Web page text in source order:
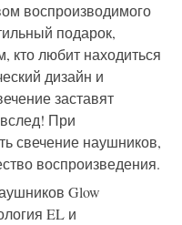
воспроизводимого
подарок,
кто любит находиться
дизайн и
заставят
При
свечение наушников,
воспроизведения.
Glow
EL и